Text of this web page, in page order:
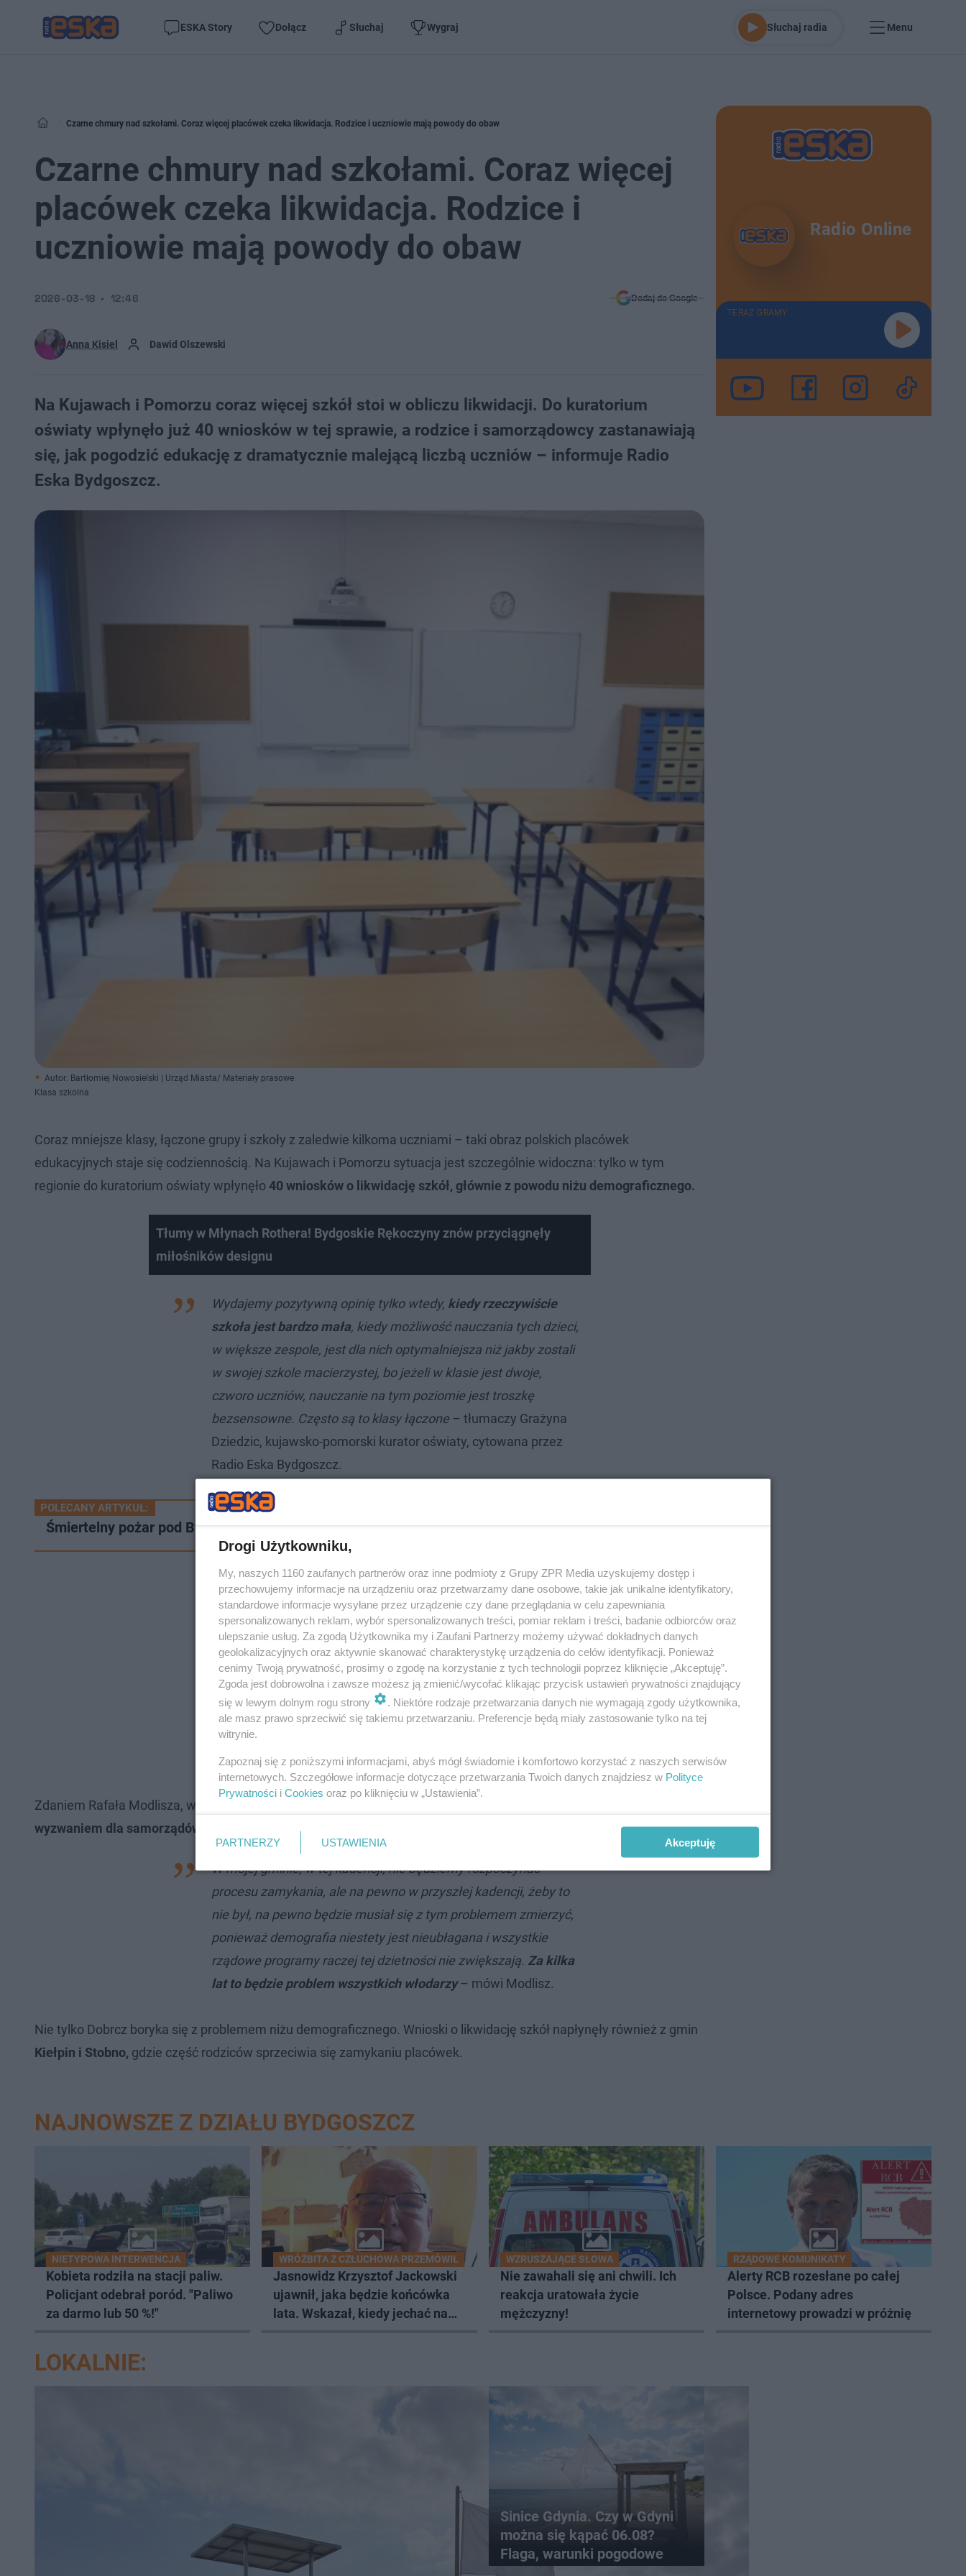
ESKA Story Dołącz Słuchaj Wygraj Słuchaj radia Menu
Czarne chmury nad szkołami. Coraz więcej placówek czeka likwidacja. Rodzice i uczniowie mają powody do obaw
Czarne chmury nad szkołami. Coraz więcej
placówek czeka likwidacja. Rodzice i
uczniowie mają powody do obaw
Anna Kisiel Dawid Olszewski
2026-03-18 12:46 Dodaj do Google
Na Kujawach i Pomorzu coraz więcej szkół stoi w obliczu likwidacji. Do kuratorium
oświaty wpłynęło już 40 wniosków w tej sprawie, a rodzice i samorządowcy zastanawiają
się, jak pogodzić edukację z dramatycznie malejącą liczbą uczniów – informuje Radio
Eska Bydgoszcz.
Autor: Bartłomiej Nowosielski | Urząd Miasta/ Materiały prasowe
Klasa szkolna
Coraz mniejsze klasy, łączone grupy i szkoły z zaledwie kilkoma uczniami – taki obraz polskich placówek
edukacyjnych staje się codziennością. Na Kujawach i Pomorzu sytuacja jest szczególnie widoczna: tylko w tym
regionie do kuratorium oświaty wpłynęło 40 wniosków o likwidację szkół, głównie z powodu niżu demograficznego.
Tłumy w Młynach Rothera! Bydgoskie Rękoczyny znów przyciągnęły
miłośników designu
Wydajemy pozytywną opinię tylko wtedy, kiedy rzeczywiście
szkoła jest bardzo mała, kiedy możliwość nauczania tych dzieci,
w większe zespole, jest dla nich optymalniejsza niż jakby zostali
w swojej szkole macierzystej, bo jeżeli w klasie jest dwoje,
czworo uczniów, nauczanie na tym poziomie jest troszkę
bezsensowne. Często są to klasy łączone – tłumaczy Grażyna
Dziedzic, kujawsko-pomorski kurator oświaty, cytowana przez
Radio Eska Bydgoszcz.
POLECANY ARTYKUŁ:
Śmiertelny pożar pod Bydgoszczą. W zgliszczach strażacy dokonali makabrycznego …
Zdaniem Rafała Modlisza, wójta gminy Dobrcz,
wyzwaniem dla samorządów w całym kraju.
W mojej gminie, w tej kadencji, nie będziemy rozpoczynać
procesu zamykania, ale na pewno w przyszłej kadencji, żeby to
nie był, na pewno będzie musiał się z tym problemem zmierzyć,
ponieważ demografia niestety jest nieubłagana i wszystkie
rządowe programy raczej tej dzietności nie zwiększają. Za kilka
lat to będzie problem wszystkich włodarzy – mówi Modlisz.
Nie tylko Dobrcz boryka się z problemem niżu demograficznego. Wnioski o likwidację szkół napłynęły również z gmin
Kiełpin i Stobno, gdzie część rodziców sprzeciwia się zamykaniu placówek.
Radio Online
TERAZ GRAMY
NAJNOWSZE Z DZIAŁU BYDGOSZCZ
NIETYPOWA INTERWENCJA
Kobieta rodziła na stacji paliw.
Policjant odebrał poród. "Paliwo
za darmo lub 50 %!"
WRÓŻBITA Z CZŁUCHOWA PRZEMÓWIŁ
Jasnowidz Krzysztof Jackowski
ujawnił, jaka będzie końcówka
lata. Wskazał, kiedy jechać na
WZRUSZAJĄCE SŁOWA
Nie zawahali się ani chwili. Ich
reakcja uratowała życie
mężczyzny!
RZĄDOWE KOMUNIKATY
Alerty RCB rozesłane po całej
Polsce. Podany adres
internetowy prowadzi w próżnię
LOKALNIE:
Sinice Gdynia. Czy w Gdyni
można się kąpać 06.08?
Flaga, warunki pogodowe
Drogi Użytkowniku,
My, naszych 1160 zaufanych partnerów oraz inne podmioty z Grupy ZPR Media uzyskujemy dostęp i
przechowujemy informacje na urządzeniu oraz przetwarzamy dane osobowe, takie jak unikalne identyfikatory,
standardowe informacje wysyłane przez urządzenie czy dane przeglądania w celu zapewniania
spersonalizowanych reklam, wybór spersonalizowanych treści, pomiar reklam i treści, badanie odbiorców oraz
ulepszanie usług. Za zgodą Użytkownika my i Zaufani Partnerzy możemy używać dokładnych danych
geolokalizacyjnych oraz aktywnie skanować charakterystykę urządzenia do celów identyfikacji. Ponieważ
cenimy Twoją prywatność, prosimy o zgodę na korzystanie z tych technologii poprzez kliknięcie „Akceptuję”.
Zgoda jest dobrowolna i zawsze możesz ją zmienić/wycofać klikając przycisk ustawień prywatności znajdujący
się w lewym dolnym rogu strony
. Niektóre rodzaje przetwarzania danych nie wymagają zgody użytkownika,
ale masz prawo sprzeciwić się takiemu przetwarzaniu. Preferencje będą miały zastosowanie tylko na tej
witrynie.
Zapoznaj się z poniższymi informacjami, abyś mógł świadomie i komfortowo korzystać z naszych serwisów
internetowych. Szczegółowe informacje dotyczące przetwarzania Twoich danych znajdziesz w Polityce
Prywatności i Cookies oraz po kliknięciu w „Ustawienia”.
PARTNERZY USTAWIENIA Akceptuję